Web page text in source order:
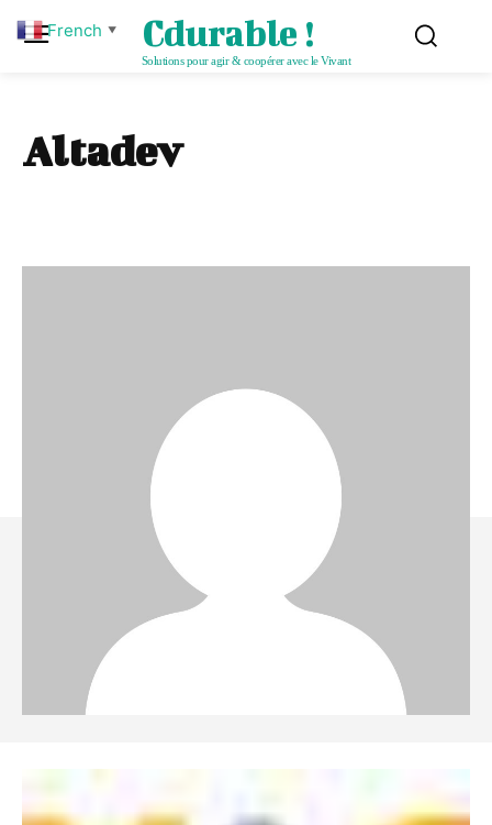
Cdurable !
Solutions pour agir & coopérer avec le Vivant
Altadev
French ▼